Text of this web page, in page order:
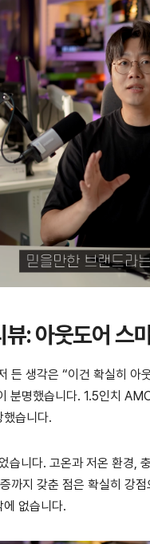
아웃도어 스
생각은 “이건 확실히 아
분명했습니다. 1.5인치
습니다.
니다. 고온과 저온 환경,
까지 갖춘 점은 확실히 강
없습니다.